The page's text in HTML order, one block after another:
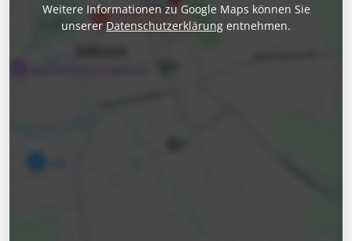
Weitere Informationen zu Google Maps können Sie
unserer Datenschutzerklärung entnehmen.